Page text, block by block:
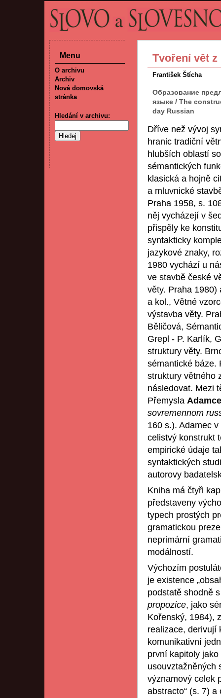
Tvoření vět
František Štícha
Образование
языке / The
day Russian
Dříve než vývoj
hranic tradiční
hlubších oblastí
sémantických
klasická a hojně
a mluvnické
Praha 1958, s.
něj vycházejí v
přispěly ke
syntakticky
jazykové znaky,
1980 vychází u
ve stavbě české
věty. Praha 1980)
a kol., Větné
výstavba věty.
Běličová,
Grepl - P. Karlík,
struktury věty.
sémantické báze.
struktury větného
následovat. Mezi
Přemysla
sovremennom
160 s.). Adamec
celistvý konstrukt
empirické údaje
syntaktických
autorovy
Kniha má čtyři
představeny
typech prostých
gramatickou
neprimární
modálností.
Výchozím
je existence
podstatě shodně
propozice, jako
Kořenský, 1984),
realizace, derivují
komunikativní
první kapitoly
usouvztažněných
významový celek
abstracto“ (s. 7)
Menu
O archivu
Archiv
Nová domovská
stránka
Hledání v archivu: